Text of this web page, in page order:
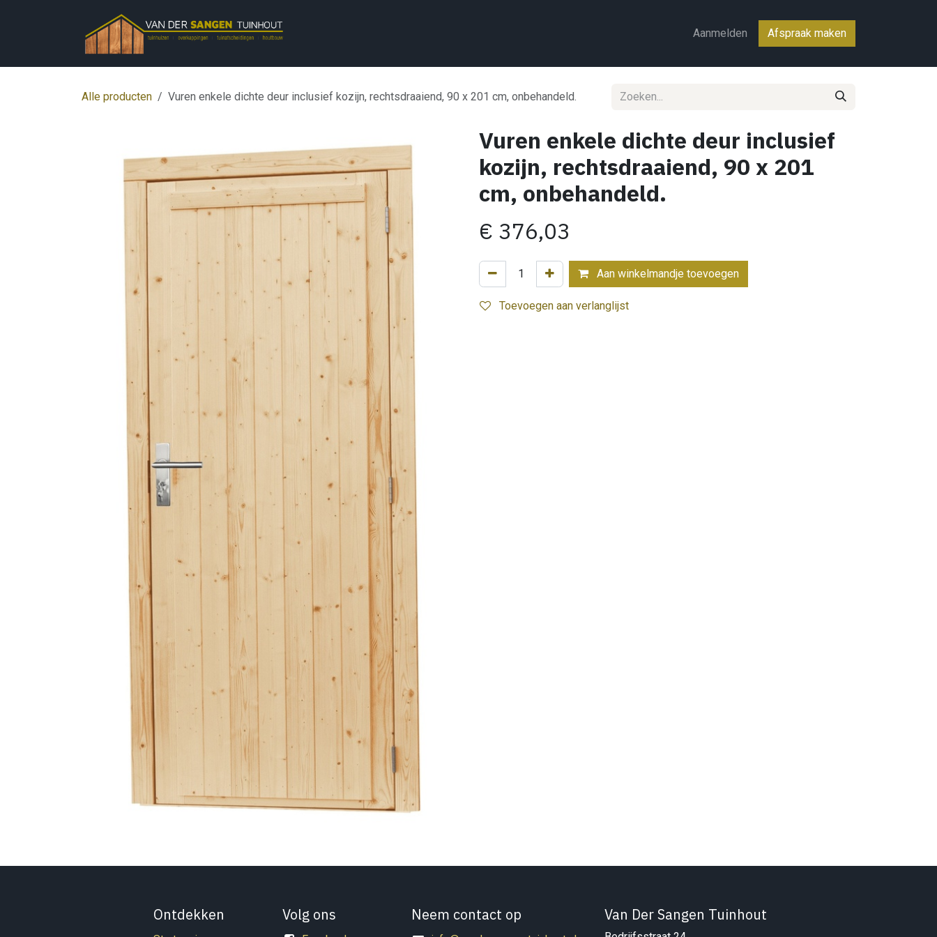
Aanmelden Afspraak maken
Alle producten Vuren enkele dichte deur inclusief kozijn, rechtsdraaiend, 90 x 201 cm, onbehandeld.
Vuren enkele dichte deur inclusief
kozijn, rechtsdraaiend, 90 x 201
cm, onbehandeld.
€ 376,03
Aan winkelmandje toevoegen
Toevoegen aan verlanglijst
Ontdekken Volg ons Neem contact op Van Der Sangen Tuinhout